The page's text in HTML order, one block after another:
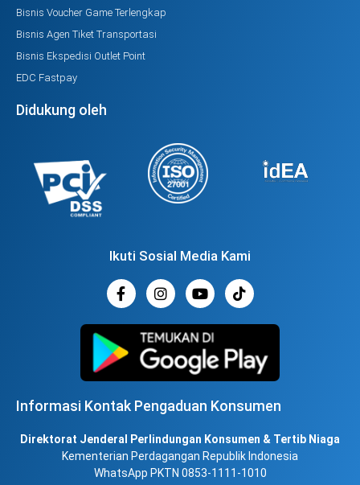
Bisnis Voucher Game Terlengkap
Bisnis Agen Tiket Transportasi
Bisnis Ekspedisi Outlet Point
EDC Fastpay
Didukung oleh
Ikuti Sosial Media Kami
Informasi Kontak Pengaduan Konsumen
Direktorat Jenderal Perlindungan Konsumen & Tertib Niaga
Kementerian Perdagangan Republik Indonesia
WhatsApp PKTN 0853-1111-1010